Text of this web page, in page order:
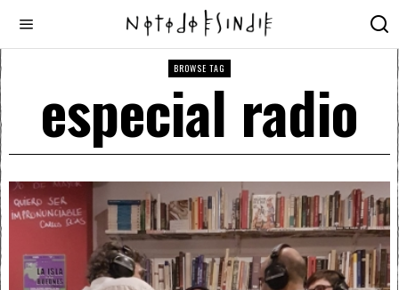
BROWSE TAG
especial radio